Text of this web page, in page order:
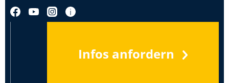
Infos anfordern